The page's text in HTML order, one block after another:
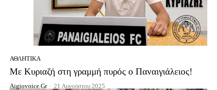
ΑΘΛΗΤΙΚΆ
Με Κυριαζή στη γραμμή πυρός ο Παναιγιάλειος!
Aigiovoice.gr - 21 Αυγούστου 2025